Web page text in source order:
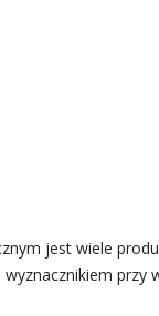
jest wiele
przy